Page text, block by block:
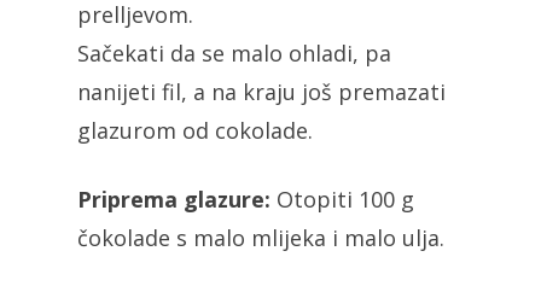
prelljevom.
Sačekati da se malo ohladi, pa
nanijeti fil, a na kraju još premazati
glazurom od cokolade.
Priprema glazure: Otopiti 100 g
čokolade s malo mlijeka i malo ulja.